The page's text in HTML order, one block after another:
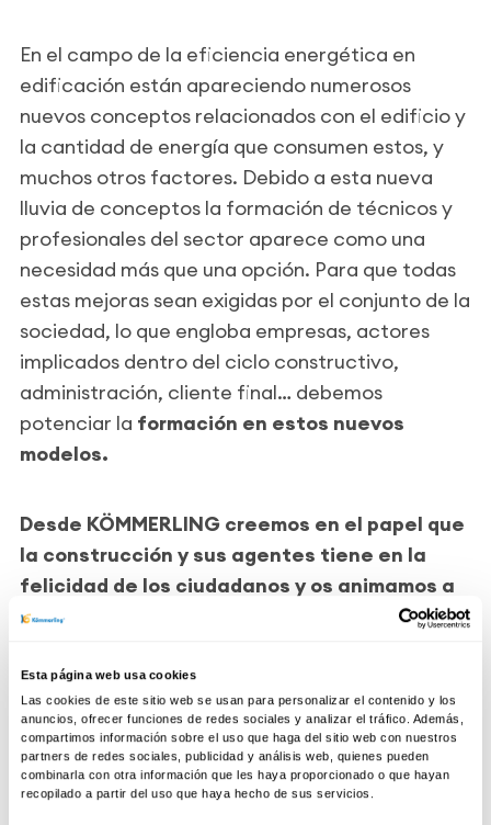
Esta página web usa cookies
Las cookies de este sitio web se usan para personalizar el contenido y los
anuncios, ofrecer funciones de redes sociales y analizar el tráfico. Además,
compartimos información sobre el uso que haga del sitio web con nuestros
partners de redes sociales, publicidad y análisis web, quienes pueden
combinarla con otra información que les haya proporcionado o que hayan
recopilado a partir del uso que haya hecho de sus servicios.
En el campo de la eficiencia energética en
edificación están apareciendo numerosos
nuevos conceptos relacionados con el edificio y
la cantidad de energía que consumen estos, y
muchos otros factores. Debido a esta nueva
lluvia de conceptos la formación de técnicos y
profesionales del sector aparece como una
necesidad más que una opción. Para que todas
estas mejoras sean exigidas por el conjunto de la
sociedad, lo que engloba empresas, actores
implicados dentro del ciclo constructivo,
administración, cliente final… debemos
potenciar la formación en estos nuevos
modelos.
Desde KÖMMERLING creemos en el papel que
la construcción y sus agentes tiene en la
felicidad de los ciudadanos y os animamos a
seguir el día a día del RETO KÖMMERLING, una
modelo arquitectónico :)